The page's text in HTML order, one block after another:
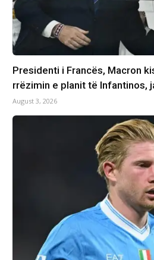
Presidenti i Francës, Macron
rrëzimin e planit të Infantinos,
August 3, 2026